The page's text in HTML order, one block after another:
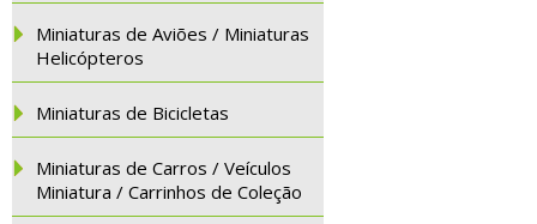
Miniaturas de Aviões / Miniaturas
Helicópteros
Miniaturas de Bicicletas
Miniaturas de Carros / Veículos
Miniatura / Carrinhos de Coleção